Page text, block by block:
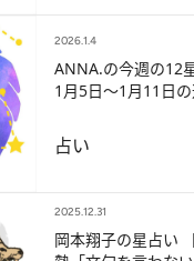
2026.1.4
ANNA.の今週の12
1月5日～1月11日
占い
2025.12.31
岡本翔子の星占い